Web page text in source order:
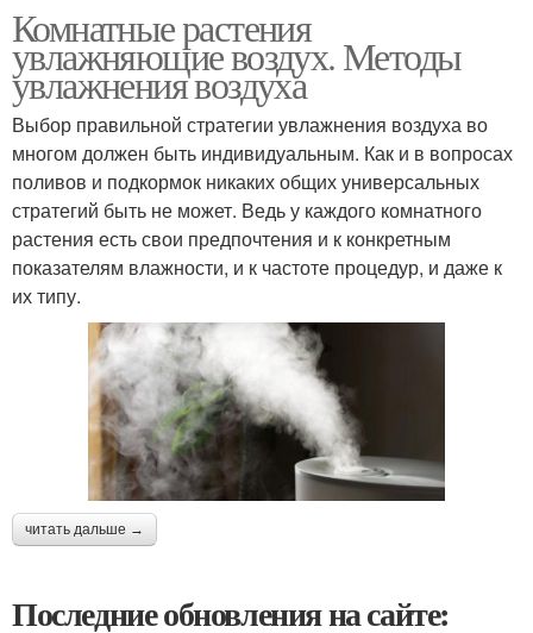
Комнатные растения
увлажняющие воздух. Методы
увлажнения воздуха
Выбор правильной стратегии увлажнения воздуха во
многом должен быть индивидуальным. Как и в вопросах
поливов и подкормок никаких общих универсальных
стратегий быть не может. Ведь у каждого комнатного
растения есть свои предпочтения и к конкретным
показателям влажности, и к частоте процедур, и даже к
их типу.
читать дальше →
Последние обновления на сайте: